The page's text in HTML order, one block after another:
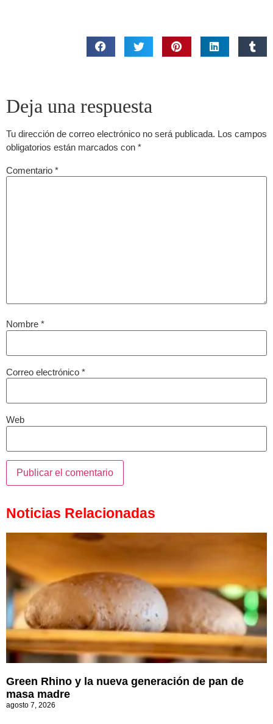
Deja una respuesta
Tu dirección de correo electrónico no será publicada. Los campos
obligatorios están marcados con *
Comentario *
Nombre *
Correo electrónico *
Web
Noticias Relacionadas
Green Rhino y la nueva generación de pan de
masa madre
agosto 7, 2026